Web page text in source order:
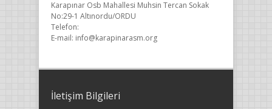
Karapınar Osb Mahallesi Muhsin Tercan Sokak
No:29-1 Altınordu/ORDU
Telefon:
E-mail: info@karapinarasm.org
İletişim Bilgileri